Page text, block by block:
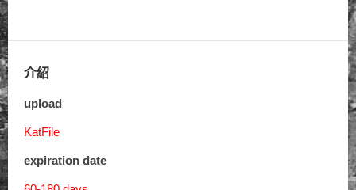
介紹
upload
KatFile
expiration date